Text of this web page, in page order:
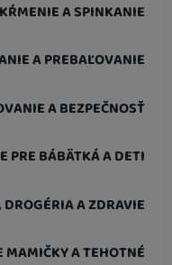
KŔMENIE A SPINKANIE
A PREBAĽOVANIE
A BEZPEČNOSŤ
PRE BÁBÄTKÁ A DETI
A ZDRAVIE
MAMIČKY A TEHOTNÉ